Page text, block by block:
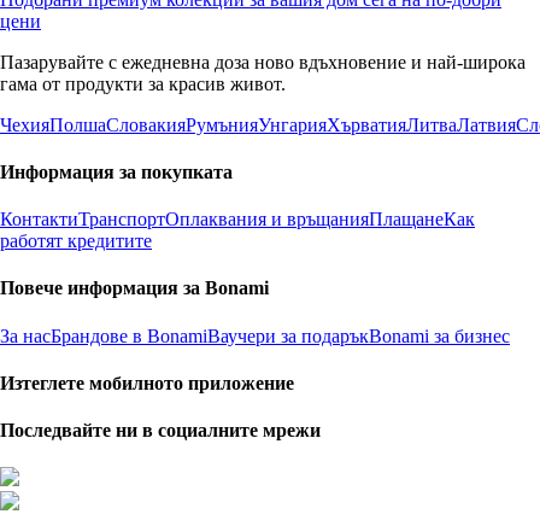
цени
Пазарувайте с ежедневна доза ново вдъхновение и най-широка
гама от продукти за красив живот.
ЧехияПолшаСловакияРумънияУнгарияХърватияЛитваЛатвия
Информация за покупката
КонтактиТранспортОплаквания и връщанияПлащанеКак
работят кредитите
Повече информация за Bonami
За насБрандове в BonamiВаучери за подаръкBonami за бизнес
Изтеглете мобилното приложение
Последвайте ни в социалните мрежи